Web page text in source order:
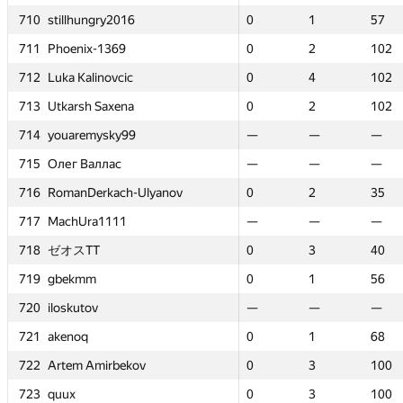
710 stillhungry2016 0 1
57
711
Phoenix-1369 0 2
102
712
Luka Kalinovcic 0 4
102
713 Utkarsh Saxena 0 2
102
714 youaremysky99 — —
—
715 Олег Валлас — —
—
716 RomanDerkach-Ulyanov 0 2
35
717
MachUra1111 — —
—
718 ゼオスTT 0 3
40
719 gbekmm 0 1
56
720 iloskutov — —
—
721
akenoq 0 1
68
722 Artem Amirbekov 0 3
100
723 quux 0 3
100
0
1
0
—
0
—
0
—
—
—
—
0 2
—
0
38
0
44
—
0
32
0
3
—
0
—
710 stillhungry2016 0 1
57
711
Phoenix-1369 0 2
102
712
Luka Kalinovcic 0 4
102
713 Utkarsh Saxena 0 2
102
714 youaremysky99 — —
—
715 Олег Валлас — —
—
716 RomanDerkach-Ulyanov 0 2
35
717
MachUra1111 — —
—
718 ゼオスTT 0 3
40
719 gbekmm 0 1
56
720 iloskutov — —
—
721
akenoq 0 1
68
722 Artem Amirbekov 0 3
100
723 quux 0 3
100
710 stillhungry2016 0 1
57
711
Phoenix-1369 0 2
102
712
Luka Kalinovcic 0 4
102
713 Utkarsh Saxena 0 2
102
714 youaremysky99 — —
—
715 Олег Валлас — —
—
716 RomanDerkach-Ulyanov 0 2
35
717
MachUra1111 — —
—
718 ゼオスTT 0 3
40
719 gbekmm 0 1
56
720 iloskutov — —
—
721
akenoq 0 1
68
722 Artem Amirbekov 0 3
100
723 quux 0 3
100
0
1
0
—
0
—
0
—
—
—
—
0 2
—
0
38
0
44
—
0
32
0
3
—
0
—
710 stillhungry2016 0 1
57
711
Phoenix-1369 0 2
102
712
Luka Kalinovcic 0 4
102
713 Utkarsh Saxena 0 2
102
714 youaremysky99 — —
—
715 Олег Валлас — —
—
716 RomanDerkach-Ulyanov 0 2
35
717
MachUra1111 — —
—
718 ゼオスTT 0 3
40
719 gbekmm 0 1
56
720 iloskutov — —
—
721
akenoq 0 1
68
722 Artem Amirbekov 0 3
100
723 quux 0 3
100